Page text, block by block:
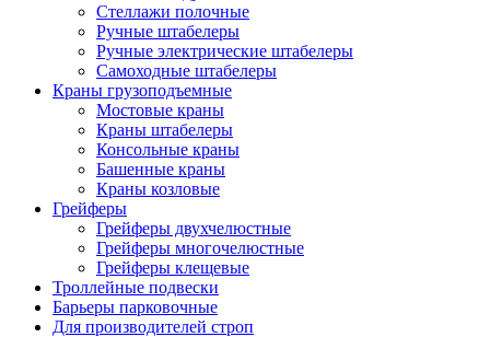
Cтеллажи полочные
Ручные штабелеры
Ручные электрические штабелеры
Самоходные штабелеры
Краны грузоподъемные
Мостовые краны
Краны штабелеры
Консольные краны
Башенные краны
Краны козловые
Грейферы
Грейферы двухчелюстные
Грейферы многочелюстные
Грейферы клещевые
Троллейные подвески
Барьеры парковочные
Для производителей строп